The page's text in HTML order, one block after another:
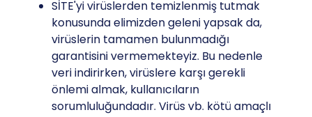
SİTE'yi virüslerden temizlenmiş tutmak
konusunda elimizden geleni yapsak da,
virüslerin tamamen bulunmadığı
garantisini vermemekteyiz. Bu nedenle
veri indirirken, virüslere karşı gerekli
önlemi almak, kullanıcıların
sorumluluğundadır. Virüs vb. kötü amaçlı